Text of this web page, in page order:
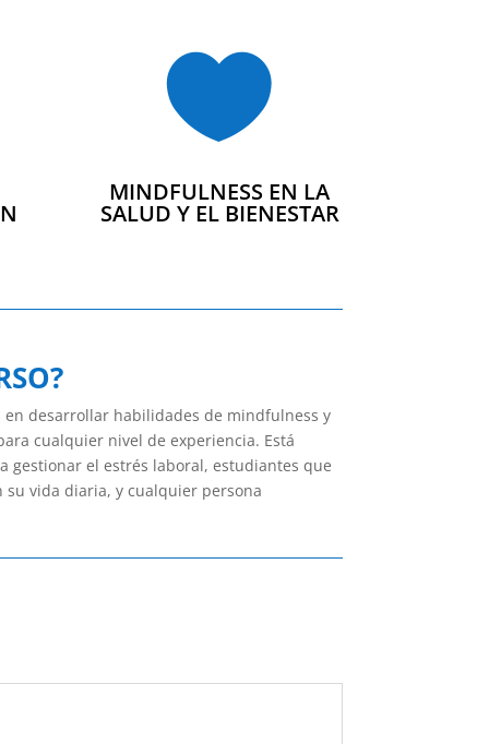

MINDFULNESS EN LA
SALUD Y EL BIENESTAR
en desarrollar habilidades de mindfulness y
cualquier nivel de experiencia. Está
gestionar el estrés laboral, estudiantes que
vida diaria, y cualquier persona